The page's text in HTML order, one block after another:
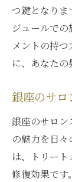
つ鍵となりま
ジュールで
メントの持
に、あなたの
銀座のサ
銀座のサロン
の魅力を日
は、トリー
修復効果です